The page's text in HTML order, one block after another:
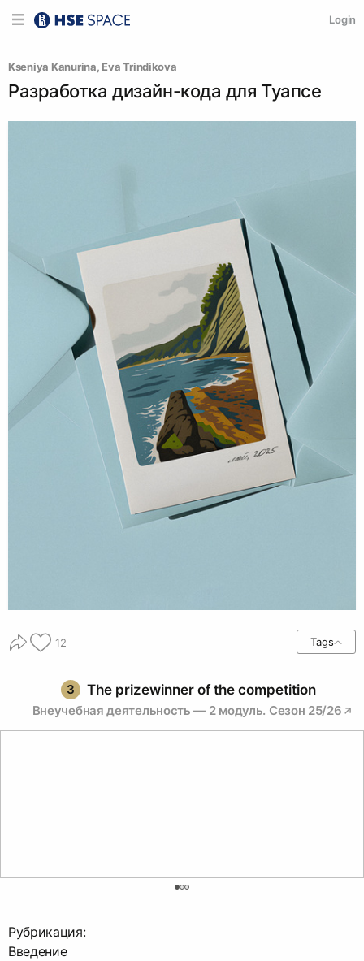
Login
Kseniya Kanurina, Eva Trindikova
Разработка дизайн-кода для Туапсе
12 Tags
3 The prizewinner of the competition
Внеучебная деятельность — 2 модуль. Сезон 25/26
Рубрикация:
Введение